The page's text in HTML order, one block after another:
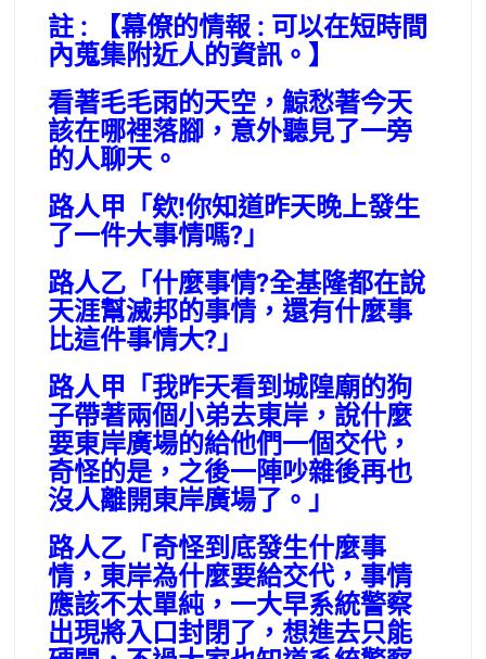
註 : 【幕僚的情報 : 可以在短時間
內蒐集附近人的資訊。】
看著毛毛雨的天空，鯨愁著今天
該在哪裡落腳，意外聽見了一旁
的人聊天。
路人甲「欸!你知道昨天晚上發生
了一件大事情嗎?」
路人乙「什麼事情?全基隆都在說
天涯幫滅邦的事情，還有什麼事
比這件事情大?」
路人甲「我昨天看到城隍廟的狗
子帶著兩個小弟去東岸，說什麼
要東岸廣場的給他們一個交代，
奇怪的是，之後一陣吵雜後再也
沒人離開東岸廣場了。」
路人乙「奇怪到底發生什麼事
情，東岸為什麼要給交代，事情
應該不太單純，一大早系統警察
出現將入口封閉了，想進去只能